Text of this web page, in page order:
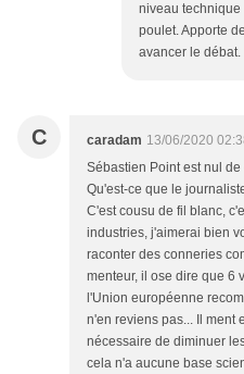
niveau technique
poulet. Apporte
avancer le débat.
C caradam 13/06/2020
Sébastien Point est nul
Qu'est-ce que le
C'est cousu de fil blanc,
industries, j'aimerai bien
raconter des conneries
menteur, il ose dire que 6
l'Union européenne
n'en reviens pas... Il ment
nécessaire de diminuer
cela n'a aucune base